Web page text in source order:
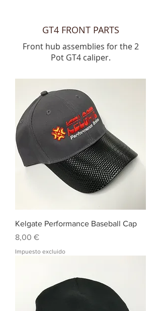
GT4 FRONT PARTS
Front hub assemblies for the 2
Pot GT4 caliper.
Kelgate Performance Baseball Cap
Precio
8,00 €
Impuesto excluido